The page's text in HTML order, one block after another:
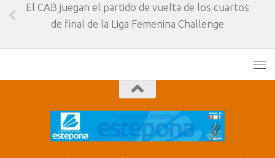
El CAB juegan el partido de vuelta de los cuartos
de final de la Liga Femenina Challenge